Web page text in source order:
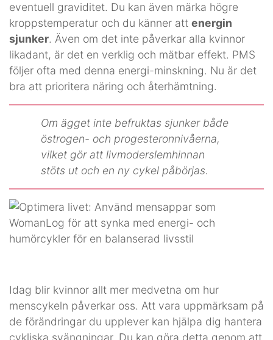
eventuell graviditet. Du kan även märka högre
kroppstemperatur och du känner att energin
sjunker. Även om det inte påverkar alla kvinnor
likadant, är det en verklig och mätbar effekt. PMS
följer ofta med denna energi-minskning. Nu är det
bra att prioritera näring och återhämtning.
Om ägget inte befruktas sjunker både
östrogen- och progesteronnivåerna,
vilket gör att livmoderslemhinnan
stöts ut och en ny cykel påbörjas.
Idag blir kvinnor allt mer medvetna om hur
menscykeln påverkar oss. Att vara uppmärksam på
de förändringar du upplever kan hjälpa dig hantera
cykliska svängningar. Du kan göra detta genom att